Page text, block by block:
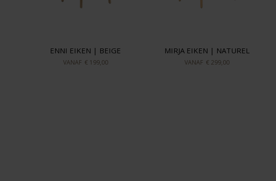
ENNI EIKEN | BEIGE
VANAF € 199,00
MIRJA EIKEN | NATUREL
VANAF € 299,00